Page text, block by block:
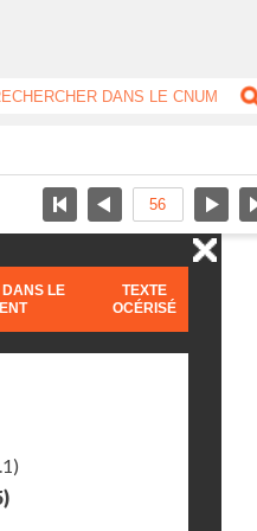
LE
TEXTE
OCÉRISÉ